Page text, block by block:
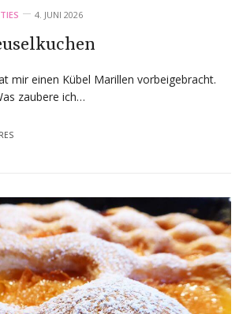
4. JUNI 2026
mir einen Kübel Marillen vorbeigebracht.
zaubere ich…